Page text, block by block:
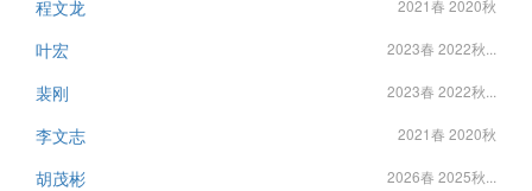
程文龙 2021春 2020秋
叶宏 2023春 2022秋...
裴刚 2023春 2022秋...
李文志 2021春 2020秋
胡茂彬 2026春 2025秋...